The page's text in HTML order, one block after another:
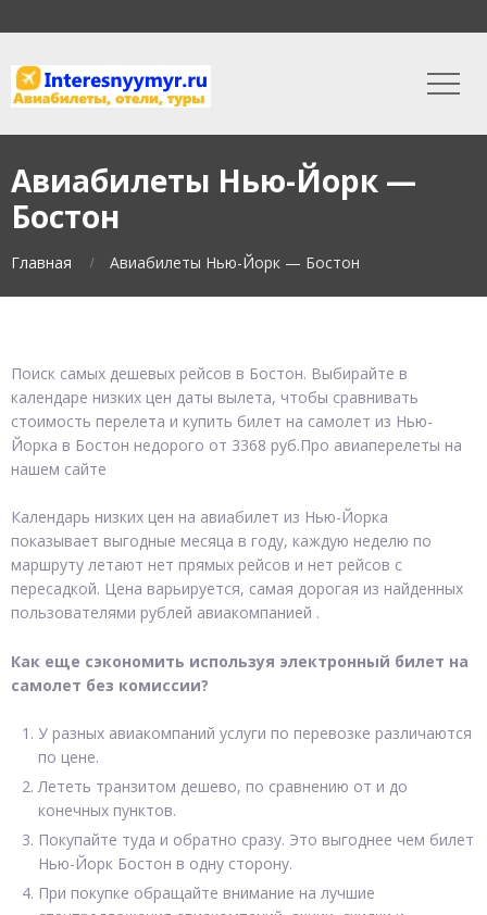
Авиабилеты Нью-Йорк —
Бостон
Главная Авиабилеты Нью-Йорк — Бостон
Поиск самых дешевых рейсов в Бостон. Выбирайте в
календаре низких цен даты вылета, чтобы сравнивать
стоимость перелета и купить билет на самолет из Нью-
Йорка в Бостон недорого от 3368 руб.Про авиаперелеты на
нашем сайте
Календарь низких цен на авиабилет из Нью-Йорка
показывает выгодные месяца в году, каждую неделю по
маршруту летают нет прямых рейсов и нет рейсов с
пересадкой. Цена варьируется, самая дорогая из найденных
пользователями рублей авиакомпанией .
Как еще сэкономить используя электронный билет на
самолет без комиссии?
У разных авиакомпаний услуги по перевозке различаются
по цене.
Лететь транзитом дешево, по сравнению от и до
конечных пунктов.
Покупайте туда и обратно сразу. Это выгоднее чем билет
Нью-Йорк Бостон в одну сторону.
При покупке обращайте внимание на лучшие